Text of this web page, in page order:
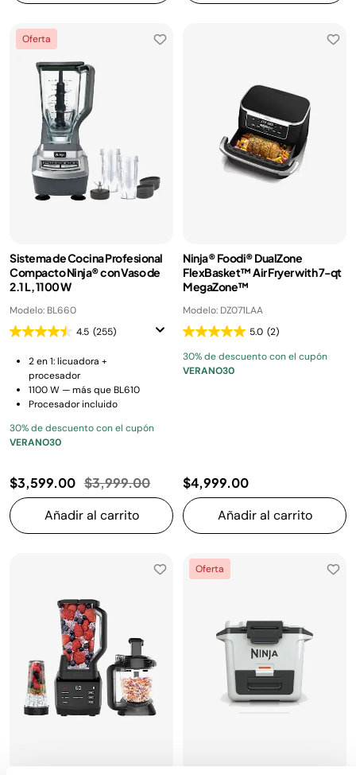
Oferta
Sistema de Cocina Profesional
Compacto Ninja® con Vaso de
2.1 L, 1100 W
Modelo: BL660
4.5 (255)
2 en 1: licuadora +
procesador
1100 W — más que BL610
Procesador incluido
30% de descuento con el cupón
VERANO30
$3,599.00 Precio reducido de
$3,999.00a
Añadir al carrito
Ninja® Foodi® DualZone
FlexBasket™ Air Fryer with 7-qt
MegaZone™
Modelo: DZ071LAA
5.0 (2)
30% de descuento con el cupón
VERANO30
$4,999.00
Añadir al carrito
Oferta